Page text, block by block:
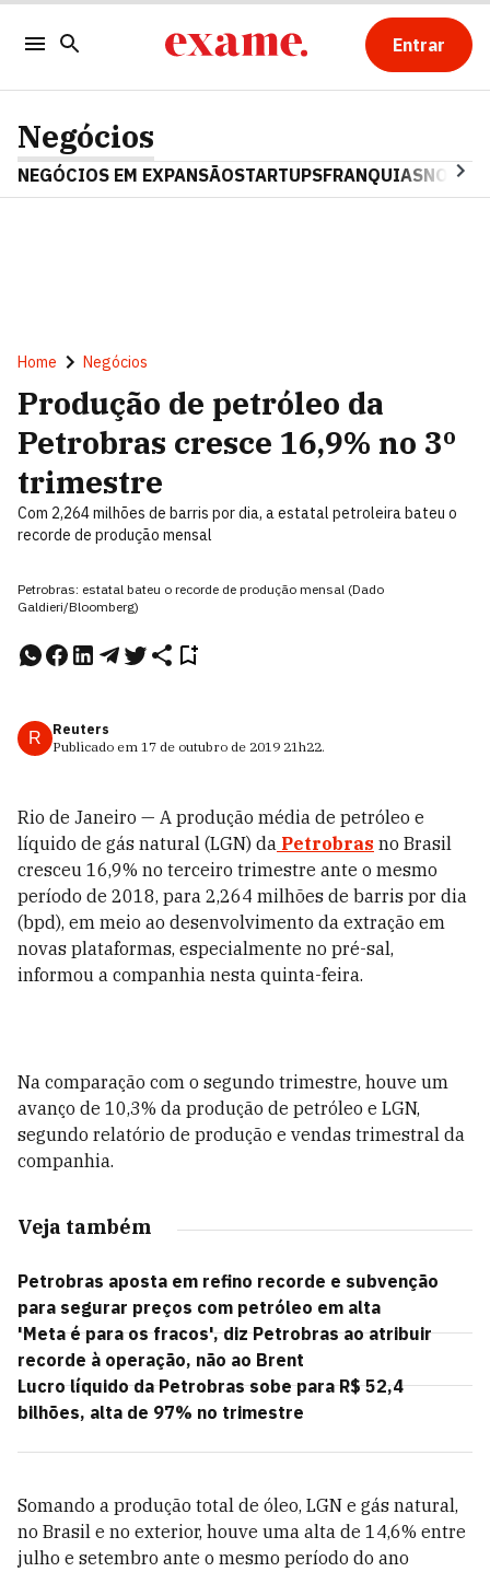
Entrar
Negócios
NEGÓCIOS EM EXPANSÃOSTARTUPSFRANQUIAS
Home Negócios
Produção de petróleo da
Petrobras cresce 16,9% no 3º
trimestre
Com 2,264 milhões de barris por dia, a estatal petroleira bateu o
recorde de produção mensal
Petrobras: estatal bateu o recorde de produção mensal (Dado
Galdieri/Bloomberg)
R
Reuters
Publicado em 17 de outubro de 2019 21h22.
Rio de Janeiro — A produção média de petróleo e
líquido de gás natural (LGN) da Petrobras no Brasil
cresceu 16,9% no terceiro trimestre ante o mesmo
período de 2018, para 2,264 milhões de barris por dia
(bpd), em meio ao desenvolvimento da extração em
novas plataformas, especialmente no pré-sal,
informou a companhia nesta quinta-feira.
Na comparação com o segundo trimestre, houve um
avanço de 10,3% da produção de petróleo e LGN,
segundo relatório de produção e vendas trimestral da
companhia.
Veja também
Petrobras aposta em refino recorde e subvenção
para segurar preços com petróleo em alta
'Meta é para os fracos', diz Petrobras ao atribuir
recorde à operação, não ao Brent
Lucro líquido da Petrobras sobe para R$ 52,4
bilhões, alta de 97% no trimestre
Somando a produção total de óleo, LGN e gás natural,
no Brasil e no exterior, houve uma alta de 14,6% entre
julho e setembro ante o mesmo período do ano